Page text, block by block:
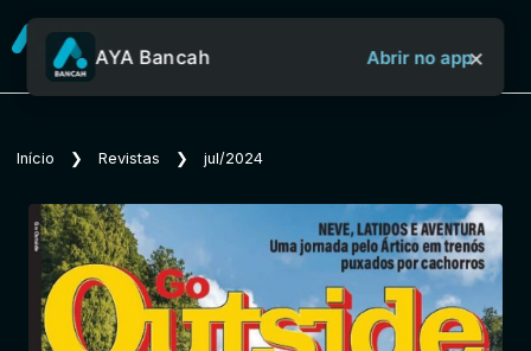
Sobre o Aya Bancah
Início
Revistas
AYA Bancah Abrir no app×
Início ❯ Revistas ❯ jul/2024